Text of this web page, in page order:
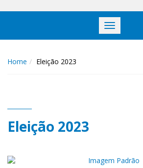
Toggle
navigation
Home Eleição 2023
Eleição 2023